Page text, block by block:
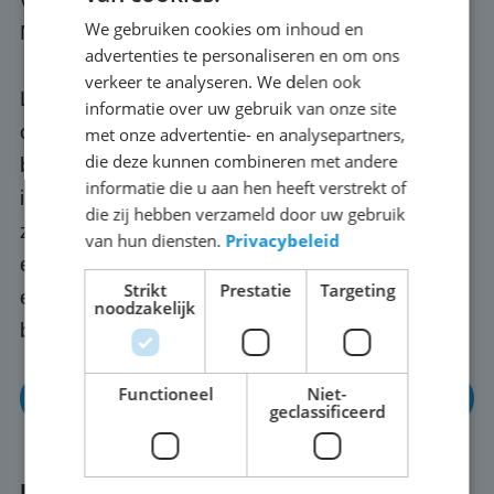
Nijmegen-Haven.
LED-scoreborden zijn veelzijdige, moderne
oplossingen die de zichtbaarheid,
betrokkenheid en effectiviteit van
informatieoverdracht aanzienlijk verbeteren. Ze
zijn geschikt voor uiteenlopende toepassingen
en dragen bij aan het succes en de impact van
evenementen, sporten en zakelijke
bijeenkomsten in en rond Nijmegen-Haven.
Meer informatie
We gebruiken cookies om inhoud en
advertenties te personaliseren en om ons
verkeer te analyseren. We delen ook
informatie over uw gebruik van onze site
met onze advertentie- en analysepartners,
die deze kunnen combineren met andere
informatie die u aan hen heeft verstrekt of
die zij hebben verzameld door uw gebruik
van hun diensten. Privacybeleid
Strikt
noodzakelijk
Prestatie Targeting
Functioneel
Niet-
geclassificeerd